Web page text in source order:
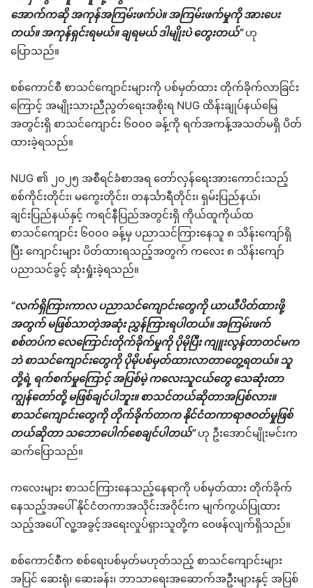
အောက်ကဆို အကုန်အကြမ်းဖက်ပဲ။ အကြမ်းဖက်မှုကို အားပေး
တယ်။ အကုန်ရှင်းရမယ်။ ချရမယ် ဒါမျိုးပဲ တွေးတယ်”ဟု
ပြောသည်။
စစ်ကောင်စီ စာသင်ကျောင်းများကို ပစ်မှတ်ထား တိုက်ခိုက်လာခြင်း
ကြောင့် အမျိုးသားညီညွတ်ရေးအစိုးရ NUG ထိန်းချုပ်နယ်မြေ
အတွင်းရှိ စာသင်ကျောင်း ၆၀၀၀ ခန့်ကို ရက်အကန့်အသတ်မရှိ ပိတ်
ထားခဲ့ရသည်။
NUG ၏ ၂၀၂၅ အစီရင်ခံစာအရ တော်လှန်ရေးအားကောင်းသည့်
စစ်ကိုင်းတိုင်း၊ မကွေးတိုင်း၊ တနင်္သာရီတိုင်း၊ ရှမ်းပြည်နယ်၊
ချင်းပြည်နယ်နှင့် ကရင်နီပြည်အတွင်းရှိ ကိုယ်ထူကိုယ်ထ
စာသင်ကျောင်း ၆၀၀၀ ခန့်မှ ပညာသင်ကြားနေသူ ၈ သိန်းကျော်ရှိ
ပြီး ကျောင်းများ ပိတ်ထားရသည့်အတွက် ကလေး ၈ သိန်းကျော်
ပညာသင်ခွင့် ဆုံးရှုံးခဲ့ရသည်။
“လက်ရှိကြားကာလ ပညာသင်ကျောင်းတွေကို ယာယီပိတ်ထားဖို့
အတွက် မဖြစ်သာတဲ့အဆုံး ညွှန်ကြားရပါတယ်။ အကြမ်းဖက်
စစ်တပ်က လေကြောင်းတိုက်ခိုက်မှုကို ပိုမိုပြီး ကျူးလွန်တာတင်မက
ဘဲ စာသင်ကျောင်းတွေကို ပိုမိုပစ်မှတ်ထားလာတာတွေ့ရတယ်။ သူ
တို့ရဲ့ ရက်စက်မှုကြောင့် အပြစ်မဲ့ ကလေးသူငယ်တွေ သေဆုံးတာ
ကျွန်တော်တို့ မဖြစ်ချင်ပါဘူး။ စာသင်တယ်ဆိုတာအပြစ်လား။
စာသင်ကျောင်းတွေကို တိုက်ခိုက်တာက နိုင်ငံတကာရာဇဝတ်မှုဖြစ်
တယ်ဆိုတာ သဘောပေါက်စေချင်ပါတယ်”ဟု ဦးအောင်မျိုးမင်းက
ဆက်ပြောသည်။
ကလေးများ စာသင်ကြားနေသည့်နေရာကို ပစ်မှတ်ထား တိုက်ခိုက်
နေသည့်အပေါ် နိုင်ငံတကာအသိုင်းအဝိုင်းက မျက်ကွယ်ပြုထား
သည့်အပေါ် လူ့အခွင့်အရေးလှုပ်ရှားသူတို့က ဝေဖန်လျက်ရှိသည်။
စစ်ကောင်စီက စစ်ရေးပစ်မှတ်မဟုတ်သည့် စာသင်ကျောင်းများ
အပြင် ဆေးရုံ၊ ဆေးခန်း၊ ဘာသာရေးအဆောက်အဦးများနှင့် အပြစ်